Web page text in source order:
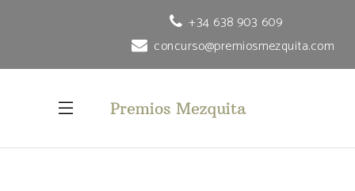
+34 638 903 609
concurso@premiosmezquita.com